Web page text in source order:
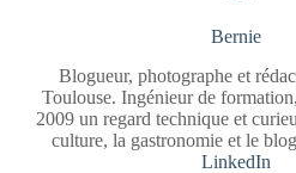
Bernie
Blogueur, photographe et
Toulouse. Ingénieur de
2009 un regard technique et
culture, la gastronomie et le
LinkedIn